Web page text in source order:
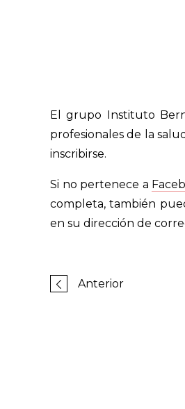
El grupo Instituto
profesionales de la
inscribirse.
Si no pertenece a
completa, también
en su dirección de
Anterior